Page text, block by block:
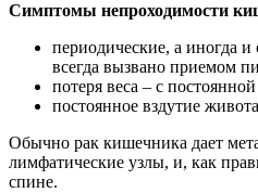
Симптомы непроходимости
периодические, а иногда
всегда вызвано приемом
потеря веса – с
постоянное вздутие
Обычно рак кишечника дает
лимфатические узлы, и, как
спине.